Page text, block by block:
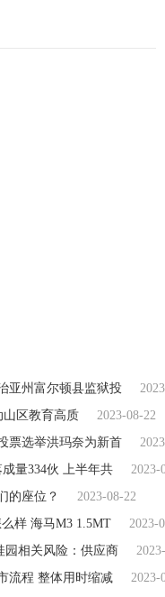
亚州富尔顿县监狱投
山区教育高质
2023-08-22
票选举洪玛奈为新首
量334伙 上半年共
2023-
的座位？
2023-08-22
样 海马M3 1.5MT
2023-
园相关风险：供应商
流程 整体用时缩减
2023-